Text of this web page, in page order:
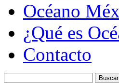
Océano
¿Qué es
Contacto